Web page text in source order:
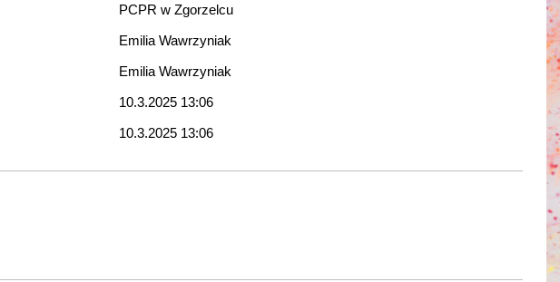
PCPR w Zgorzelcu
Emilia Wawrzyniak
Emilia Wawrzyniak
10.3.2025 13:06
10.3.2025 13:06